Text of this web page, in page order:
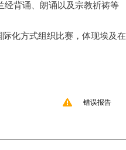
经背诵、朗诵以及宗教祈祷等
化方式组织比赛，体现埃及在
错误报告